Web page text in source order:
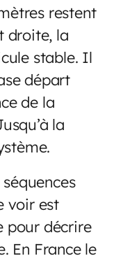
restent
droite, la
stable. Il
départ
de la
la
voir est
pour décrire
En France le